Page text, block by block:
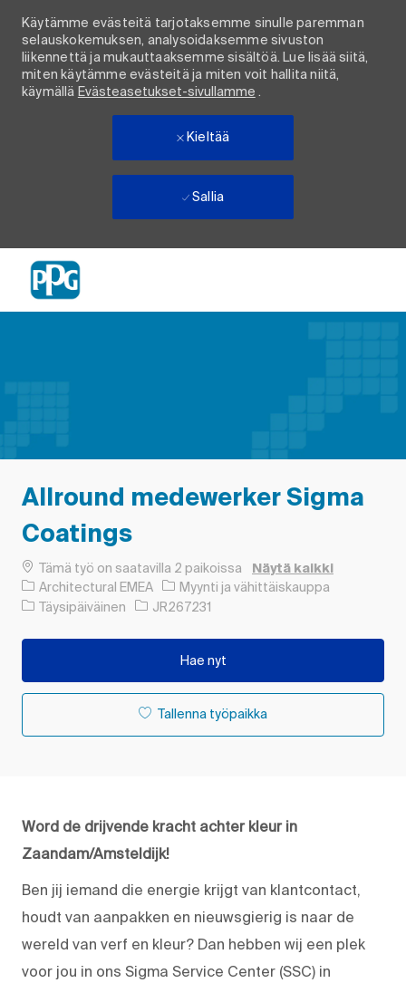
Käytämme evästeitä tarjotaksemme sinulle paremman
selauskokemuksen, analysoidaksemme sivuston
liikennettä ja mukauttaaksemme sisältöä. Lue lisää siitä,
miten käytämme evästeitä ja miten voit hallita niitä,
käymällä Evästeasetukset-sivullamme .
Kieltää
Sallia
Allround medewerker Sigma
Coatings
Tämä työ on saatavilla 2 paikoissa Näytä kaikki
Architectural EMEA Luokka
Myynti ja vähittäiskauppa
Työn tyyppi
Täysipäiväinen Työn tunnus
JR267231
Hae nyt
Tallenna työpaikka
Word de drijvende kracht achter kleur in
Zaandam/Amsteldijk!
Ben jij iemand die energie krijgt van klantcontact,
houdt van aanpakken en nieuwsgierig is naar de
wereld van verf en kleur? Dan hebben wij een plek
voor jou in ons Sigma Service Center (SSC) in